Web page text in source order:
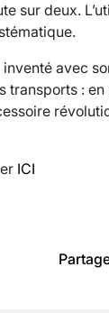
sur deux.
avec
: en
ICI